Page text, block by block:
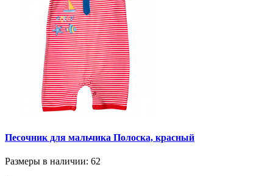
Песочник для мальчика Полоска, красный
Размеры в наличии: 62